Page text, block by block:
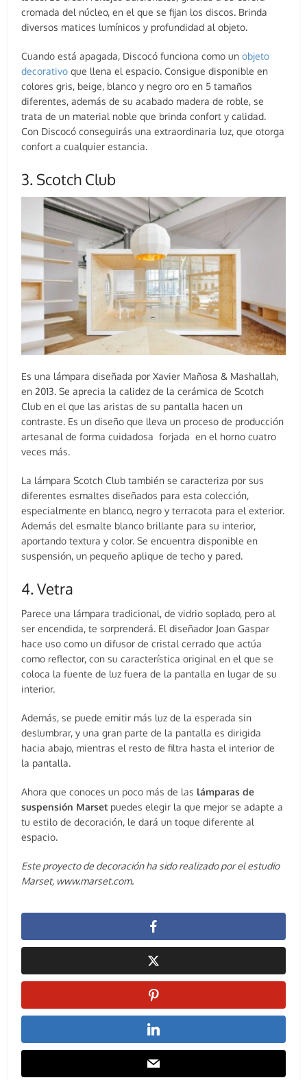
cromada del núcleo, en el que se fijan los discos. Brinda
diversos matices lumínicos y profundidad al objeto.
Cuando está apagada, Discocó funciona como unobjeto
decorativo que llena el espacio. Consigue disponible en
colores gris, beige, blanco y negro oro en 5 tamaños
diferentes, además de su acabado madera de roble, se
trata de un material noble que brinda confort y calidad.
Con Discocó conseguirás una extraordinaria luz, que otorga
confort a cualquier estancia.
3. Scotch Club
Es una lámpara diseñada por Xavier Mañosa & Mashallah,
en 2013. Se aprecia la calidez de la cerámica de Scotch
Club en el que las aristas de su pantalla hacen un
contraste. Es un diseño que lleva un proceso de producción
artesanal de forma cuidadosa forjada en el horno cuatro
veces más.
La lámpara Scotch Club también se caracteriza por sus
diferentes esmaltes diseñados para esta colección,
especialmente en blanco, negro y terracota para el exterior.
Además del esmalte blanco brillante para su interior,
aportando textura y color. Se encuentra disponible en
suspensión, un pequeño aplique de techo y pared.
4. Vetra
Parece una lámpara tradicional, de vidrio soplado, pero al
ser encendida, te sorprenderá. El diseñador Joan Gaspar
hace uso como un difusor de cristal cerrado que actúa
como reflector, con su característica original en el que se
coloca la fuente de luz fuera de la pantalla en lugar de su
interior.
Además, se puede emitir más luz de la esperada sin
deslumbrar, y una gran parte de la pantalla es dirigida
hacia abajo, mientras el resto de filtra hasta el interior de
la pantalla.
Ahora que conoces un poco más de las lámparas de
suspensión Marset puedes elegir la que mejor se adapte a
tu estilo de decoración, le dará un toque diferente al
espacio.
Este proyecto de decoración ha sido realizado por el estudio
Marset, www.marset.com.